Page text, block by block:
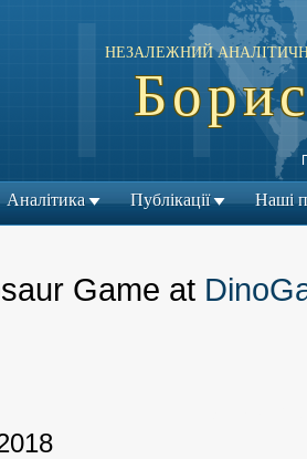
НЕЗАЛЕЖНИЙ
Аналітика Публікації Наші
Game at